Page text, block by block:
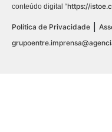
conteúdo digital “https://
Política de Privacidade